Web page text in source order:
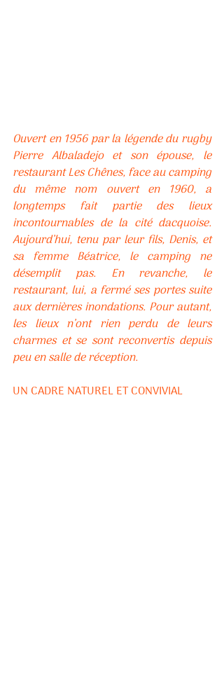
Ouvert en 1956 par la légende du rugby
Pierre Albaladejo et son épouse, le
restaurant Les Chênes, face au camping
du même nom ouvert en 1960, a
longtemps fait partie des lieux
incontournables de la cité dacquoise.
Aujourd’hui, tenu par leur fils, Denis, et
sa femme Béatrice, le camping ne
désemplit pas. En revanche, le
restaurant, lui, a fermé ses portes suite
aux dernières inondations. Pour autant,
les lieux n’ont rien perdu de leurs
charmes et se sont reconvertis depuis
peu en salle de réception.
UN CADRE NATUREL ET CONVIVIAL